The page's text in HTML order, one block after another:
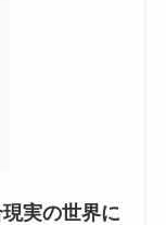
実の世界に